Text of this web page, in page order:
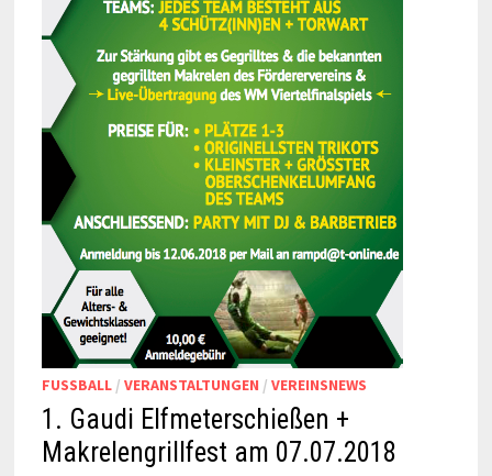
FUSSBALL / VERANSTALTUNGEN / VEREINSNEWS
1. Gaudi Elfmeterschießen +
Makrelengrillfest am 07.07.2018